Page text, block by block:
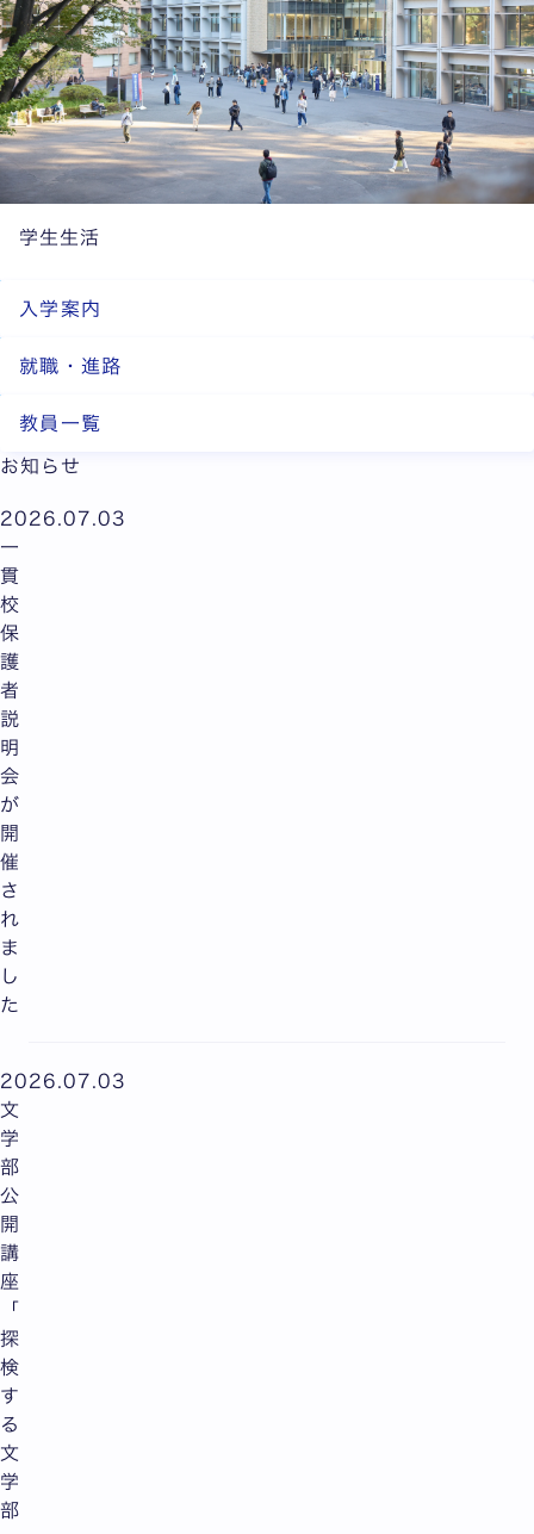
学生生活
入学案内
就職・進路
教員一覧
お知らせ
2026.07.03
一
貫
校
保
護
者
説
明
会
が
開
催
さ
れ
ま
し
た
2026.07.03
文
学
部
公
開
講
座
「
探
検
す
る
文
学
部